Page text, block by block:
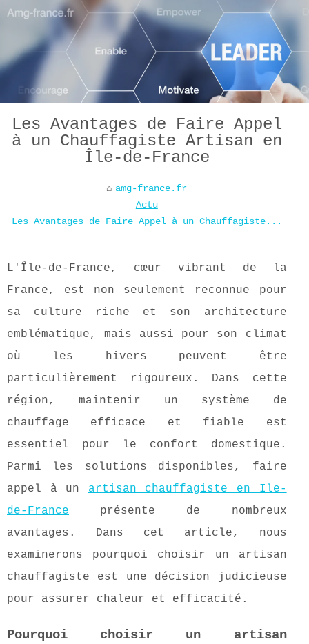
Les Avantages de Faire Appel
à un Chauffagiste Artisan en
Île-de-France
amg-france.fr
Actu
Les Avantages de Faire Appel à un Chauffagiste...
L'Île-de-France, cœur vibrant de la
France, est non seulement reconnue pour
sa culture riche et son architecture
emblématique, mais aussi pour son climat
où les hivers peuvent être
particulièrement rigoureux. Dans cette
région, maintenir un système de
chauffage efficace et fiable est
essentiel pour le confort domestique.
Parmi les solutions disponibles, faire
appel à un artisan chauffagiste en Ile-
de-France présente de nombreux
avantages. Dans cet article, nous
examinerons pourquoi choisir un artisan
chauffagiste est une décision judicieuse
pour assurer chaleur et efficacité.
Pourquoi choisir un artisan